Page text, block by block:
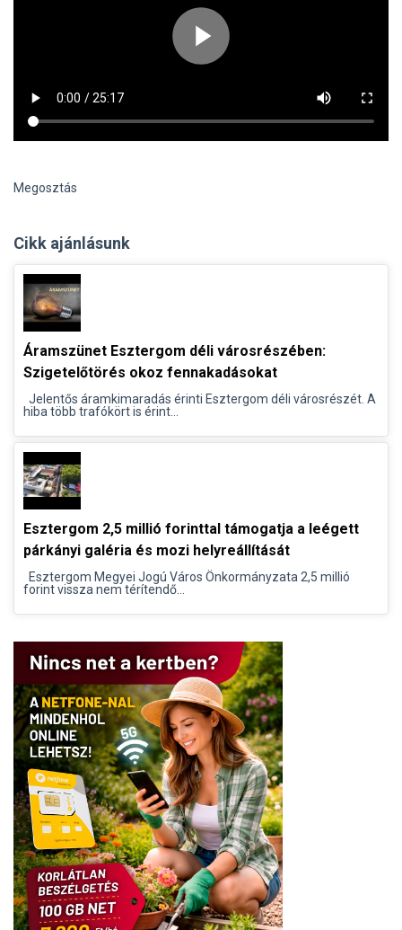
Megosztás
Cikk ajánlásunk
Áramszünet Esztergom déli városrészében:
Szigetelőtörés okoz fennakadásokat
Jelentős áramkimaradás érinti Esztergom déli városrészét. A
hiba több trafókört is érint...
Esztergom 2,5 millió forinttal támogatja a leégett
párkányi galéria és mozi helyreállítását
Esztergom Megyei Jogú Város Önkormányzata 2,5 millió
forint vissza nem térítendő...